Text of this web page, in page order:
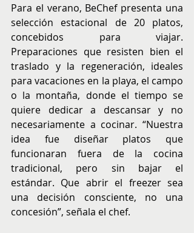
Para el verano, BeChef presenta una
selección estacional de 20 platos,
concebidos para viajar.
Preparaciones que resisten bien el
traslado y la regeneración, ideales
para vacaciones en la playa, el campo
o la montaña, donde el tiempo se
quiere dedicar a descansar y no
necesariamente a cocinar. “Nuestra
idea fue diseñar platos que
funcionaran fuera de la cocina
tradicional, pero sin bajar el
estándar. Que abrir el freezer sea
una decisión consciente, no una
concesión”, señala el chef.